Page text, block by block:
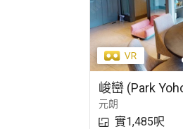
元朗
實1,485呎